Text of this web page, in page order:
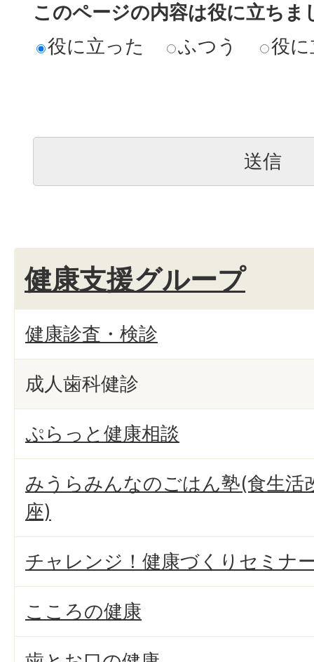
このページの内容は役に立ちま
役に立った
ふつう 役
健康支援グループ
健康診査・検診
成人歯科健診
ぷらっと健康相談
みうらみんなのごはん塾(食生活
座)
チャレンジ！健康づくりセミナ
こころの健康